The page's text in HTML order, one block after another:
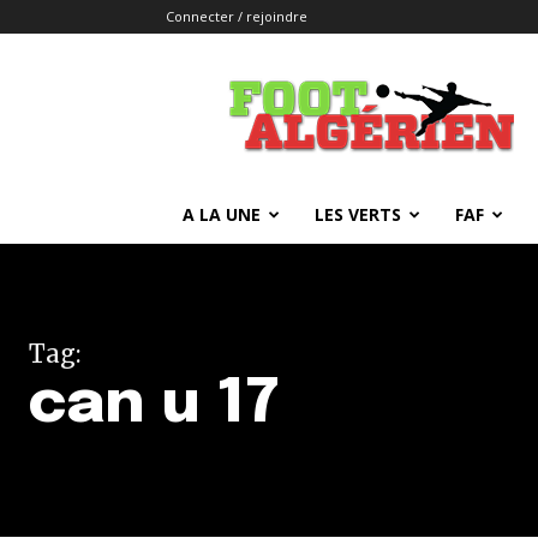
Connecter / rejoindre
FOOTALGERIEN
A LA UNE LES VERTS FAF
Tag:
can u 17